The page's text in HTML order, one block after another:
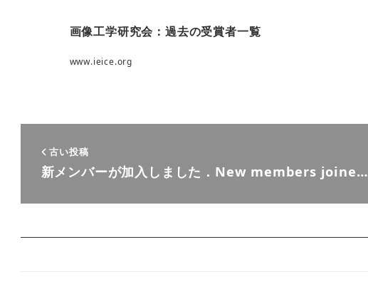
画像工学研究会：過去の受賞者一覧
www.ieice.org
古い投稿
新メンバーが加入しました．New members joine…